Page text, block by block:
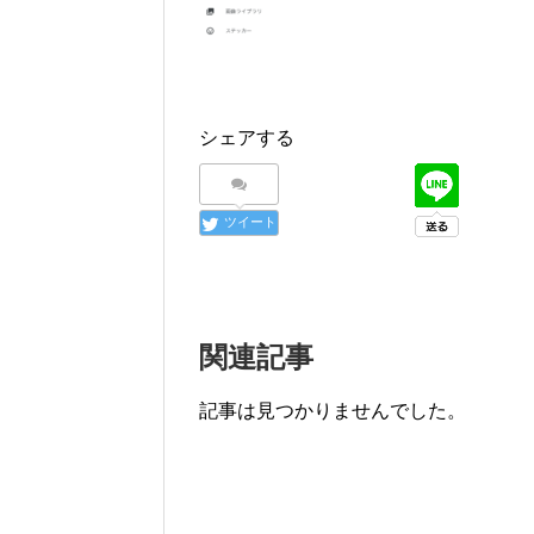
シェアする
ツイート
関連記事
記事は見つかりませんでした。